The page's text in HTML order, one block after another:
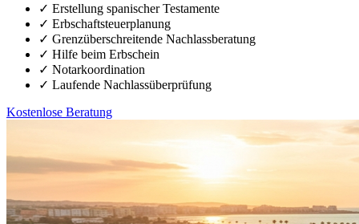
✓ Erstellung spanischer Testamente
✓ Erbschaftsteuerplanung
✓ Grenzüberschreitende Nachlassberatung
✓ Hilfe beim Erbschein
✓ Notarkoordination
✓ Laufende Nachlassüberprüfung
Kostenlose Beratung